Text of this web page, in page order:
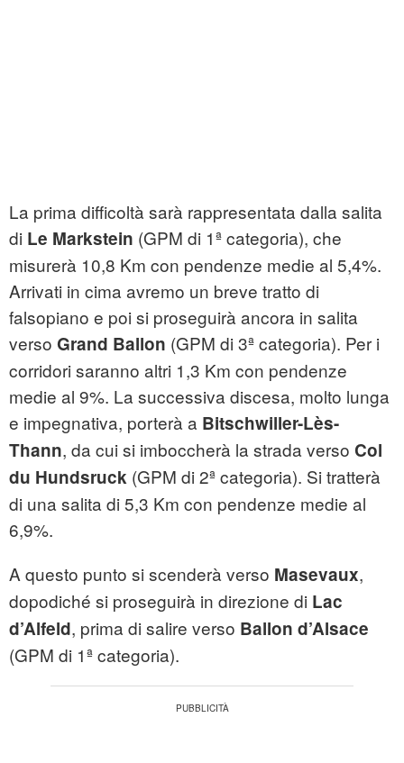
La prima difficoltà sarà rappresentata dalla salita
di Le Markstein (GPM di 1ª categoria), che
misurerà 10,8 Km con pendenze medie al 5,4%.
Arrivati in cima avremo un breve tratto di
falsopiano e poi si proseguirà ancora in salita
verso Grand Ballon (GPM di 3ª categoria). Per i
corridori saranno altri 1,3 Km con pendenze
medie al 9%. La successiva discesa, molto lunga
e impegnativa, porterà a Bitschwiller-Lès-
Thann, da cui si imboccherà la strada verso Col
du Hundsruck (GPM di 2ª categoria). Si tratterà
di una salita di 5,3 Km con pendenze medie al
6,9%.
A questo punto si scenderà verso Masevaux,
dopodiché si proseguirà in direzione di Lac
d’Alfeld, prima di salire verso Ballon d’Alsace
(GPM di 1ª categoria).